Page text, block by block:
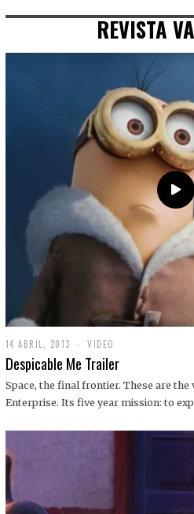
REVISTA
14 ABRIL, 2013
9
D
C
I
1
VIDEO
Despicable Me Trailer
Space, the final frontier. These are
Enterprise. Its five year mission: to